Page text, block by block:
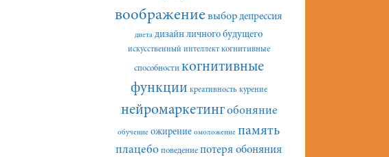
воображение выбор депрессия
диета дизайн личного будущего
искусственный интеллект когнитивные
способности когнитивные
функции креативность курение
нейромаркетингобоняние
обучение ожирение омоложение память
плацебо поведение потеря обоняния